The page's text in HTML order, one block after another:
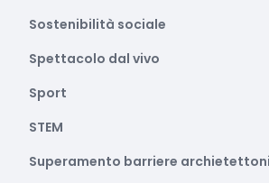
Sostenibilità sociale
Spettacolo dal vivo
Sport
STEM
Superamento barriere